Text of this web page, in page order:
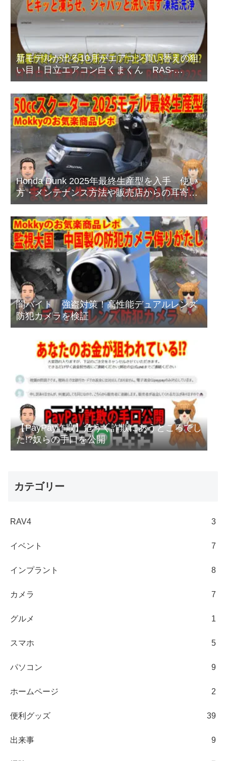
新モデルが出る10月がエアコン買い替えの狙
い目！日立エアコン白くまくん RAS-
XR2225Sプレミアムモデルのご紹介
Honda Dunk 2025年最終生産型を入手 使い
方・メンテナンス方法や販売店からの耳寄り
情報あり
闇バイト 強盗対策！高性能デュアルレンズ
防犯カメラを検証
【PayPay詐欺】危うく詐欺にあうところでし
た!?奴らの手口を公開
カテゴリー
RAV4 3
イベント 7
インプラント 8
カメラ 7
グルメ 1
スマホ 5
パソコン 9
ホームページ 2
便利グッズ 39
出来事 9